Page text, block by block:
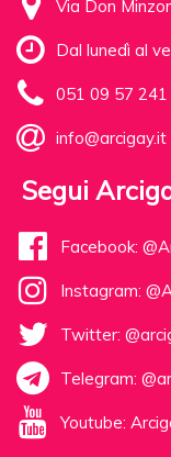
Via Don
Dal lunedì al
051 09 57 241
info@arcigay.it
Segui
Facebook:
Instagram:
Twitter:
Telegram:
Youtube: